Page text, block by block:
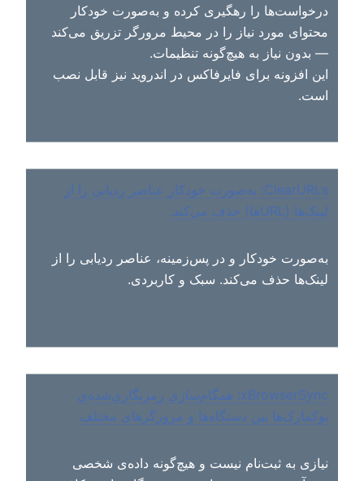
درخواست‌ها را رهگیری کرده و به‌صورت خودکار
محتوای مورد نیاز را در محیط مرورگر تزریق می‌کند
— بدون نیاز به هیچ‌گونه تنظیمات.
این افزونه برای فایرفاکس در اندروید نیز قابل نصب
است.
ClearURLs: به‌صورت خودکار عناصر ردیابی را از
لینک‌ها (URLها) حذف می‌کند.
به‌صورت خودکار و در پس‌زمینه، عناصر ردیابی را از
لینک‌ها حذف می‌کند. سبک و کاربردی.
xBrowserSync: همگام‌سازی رمزنگاری‌شده‌ی
بوکمارک‌ها بین دستگاه‌ها و مرورگرهای مختلف
نیازی به ثبت‌نام نیست و هیچ‌گونه داده‌ی شخصی